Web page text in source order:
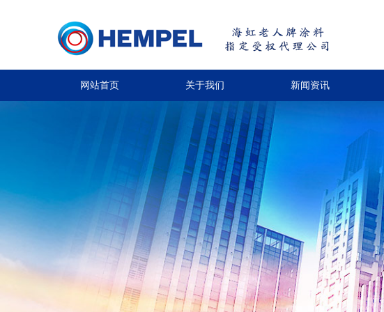
网站首页 关于我们 新闻资讯